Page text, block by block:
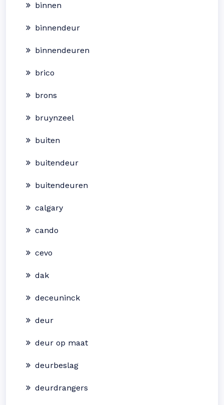
binnen
binnendeur
binnendeuren
brico
brons
bruynzeel
buiten
buitendeur
buitendeuren
calgary
cando
cevo
dak
deceuninck
deur
deur op maat
deurbeslag
deurdrangers